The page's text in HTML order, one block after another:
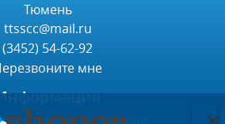
Тюмень
ttsscc@mail.ru
(3452) 54-62-92
мне
доставка по Тюмени